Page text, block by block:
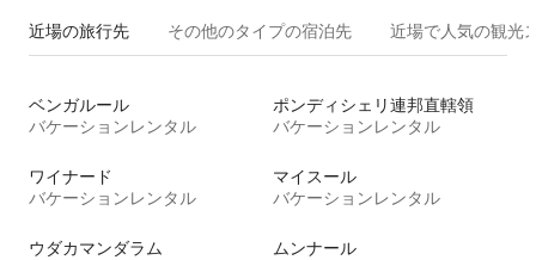
近場の旅行先 その他のタ⁠イ⁠プ⁠の宿⁠泊⁠先 近場で人気の観光
ベンガルール
バケーションレンタル
ポンディシェリ連邦直轄領
バケーションレンタル
ワイナード
バケーションレンタル
マイスール
バケーションレンタル
ウダカマンダラム
ムンナール